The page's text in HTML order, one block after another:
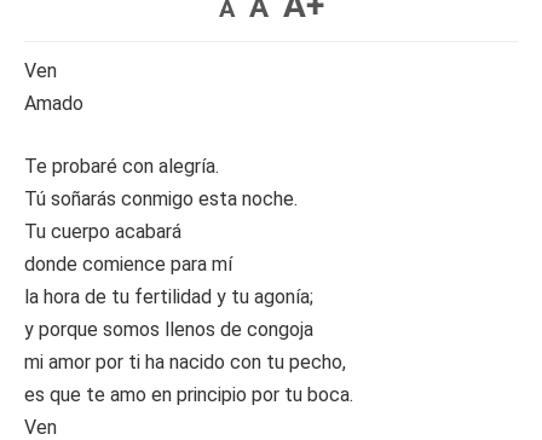
A A
Ven
Amado
Te probaré con alegría.
Tú soñarás conmigo esta noche.
Tu cuerpo acabará
donde comience para mí
la hora de tu fertilidad y tu agonía;
y porque somos llenos de congoja
mi amor por ti ha nacido con tu pecho,
es que te amo en principio por tu boca.
Ven